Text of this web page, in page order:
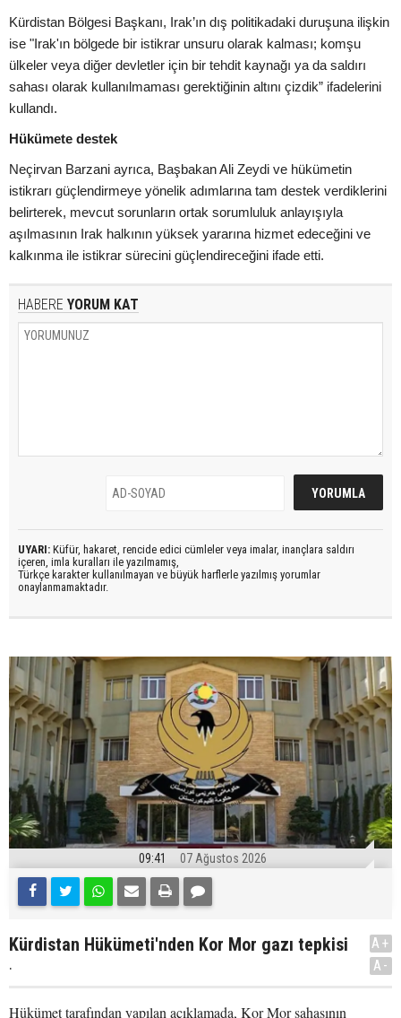
Kürdistan Bölgesi Başkanı, Irak’ın dış politikadaki duruşuna ilişkin
ise "Irak'ın bölgede bir istikrar unsuru olarak kalması; komşu
ülkeler veya diğer devletler için bir tehdit kaynağı ya da saldırı
sahası olarak kullanılmaması gerektiğinin altını çizdik” ifadelerini
kullandı.
Hükümete destek
Neçirvan Barzani ayrıca, Başbakan Ali Zeydi ve hükümetin
istikrarı güçlendirmeye yönelik adımlarına tam destek verdiklerini
belirterek, mevcut sorunların ortak sorumluluk anlayışıyla
aşılmasının Irak halkının yüksek yararına hizmet edeceğini ve
kalkınma ile istikrar sürecini güçlendireceğini ifade etti.
HABERE YORUM KAT
UYARI: Küfür, hakaret, rencide edici cümleler veya imalar, inançlara saldırı
içeren, imla kuralları ile yazılmamış,
Türkçe karakter kullanılmayan ve büyük harflerle yazılmış yorumlar
onaylanmamaktadır.
09:41 07 Ağustos 2026
Kürdistan Hükümeti'nden Kor Mor gazı tepkisi
.
A+
A-
Hükümet tarafından yapılan açıklamada, Kor Mor sahasının